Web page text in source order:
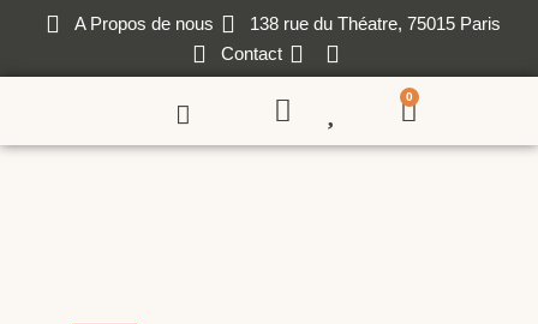
A Propos de nous
138 rue du Théatre, 75015 Paris
Contact
0